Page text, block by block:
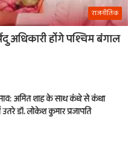
राजनीतिक
अधिकारी होंगे पश्चिम बंगाल
अमित शाह के साथ कंधे से कंधा
डॉ. लोकेश कुमार प्रजापति